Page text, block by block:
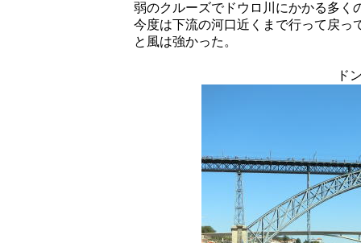
弱のクルーズでドウロ川にかかる多く
今度は下流の河口近くまで行って戻っ
と風は強かった。
ド